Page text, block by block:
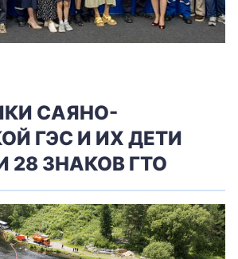
САЯНО-
ГЭС И ИХ ДЕТИ
28 ЗНАКОВ ГТО